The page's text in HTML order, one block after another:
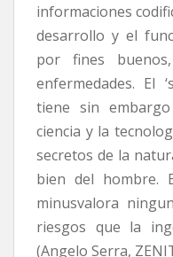
informaciones
desarrollo y el
por fines
enfermedades. El
tiene sin
ciencia y la
secretos de la
bien del hombre.
minusvalora
riesgos que la
(Angelo Serra,